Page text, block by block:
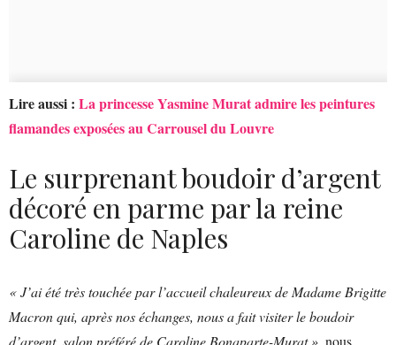
Lire aussi : La princesse Yasmine Murat admire les peintures
flamandes exposées au Carrousel du Louvre
Le surprenant boudoir d’argent
décoré en parme par la reine
Caroline de Naples
« J’ai été très touchée par l’accueil chaleureux de Madame Brigitte
Macron qui, après nos échanges, nous a fait visiter le boudoir